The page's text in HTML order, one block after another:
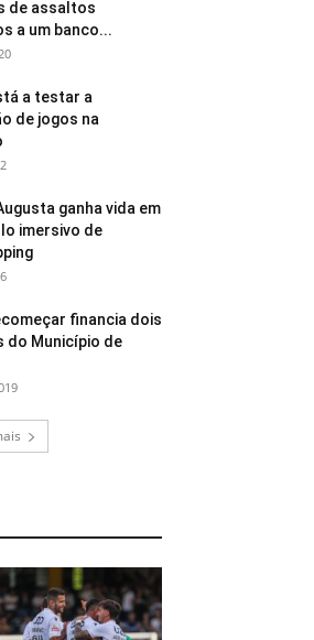
de assaltos
a um banco...
a testar a
de jogos na
ganha vida em
imersivo de
financia dois
do Município de